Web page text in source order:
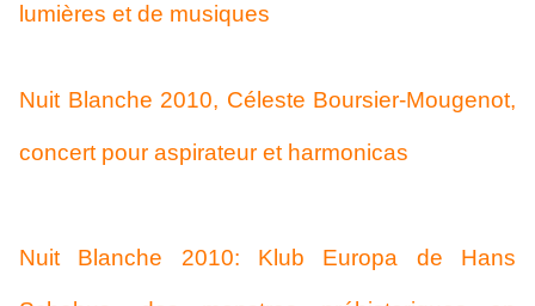
lumières et de musiques
Nuit Blanche 2010, Céleste Boursier-Mougenot,
concert pour aspirateur et harmonicas
Nuit Blanche 2010: Klub Europa de Hans